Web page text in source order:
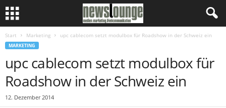
Start Marketing upc cablecom setzt modulbox für Roadshow in der Schweiz ein
MARKETING
upc cablecom setzt modulbox für
Roadshow in der Schweiz ein
12. Dezember 2014